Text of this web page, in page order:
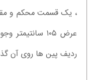
عرض ۱۰۵
ردیف پین ها روی آن